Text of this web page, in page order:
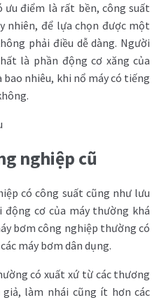
ưu điểm là rất bền, công suất
nhiên, để lựa chọn được một
phải điều dễ dàng. Người
là phần động cơ xăng của
nhiêu, khi nổ máy có tiếng
nghiệp cũ
có công suất cũng như lưu
cơ của máy thường khá
bơm công nghiệp thường có
máy bơm dân dụng.
có xuất xứ từ các thương
làm nhái cũng ít hơn các